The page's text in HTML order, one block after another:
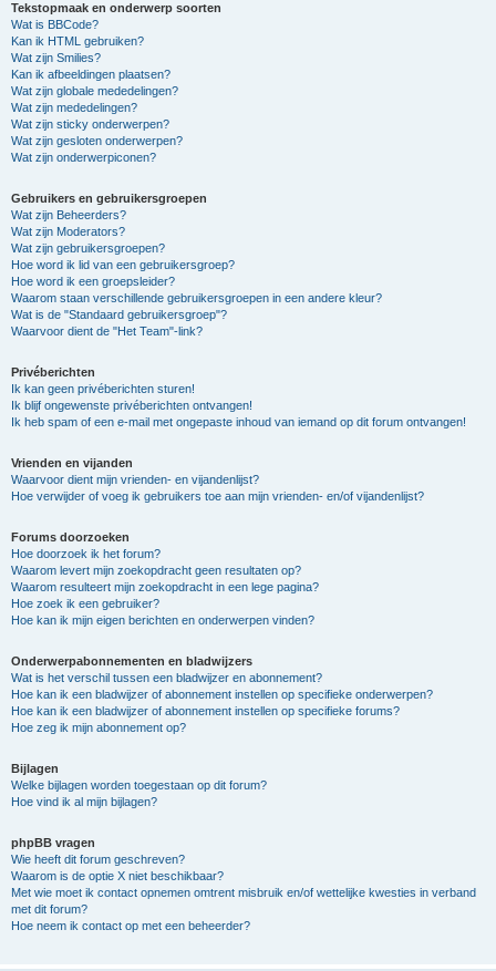
Tekstopmaak en onderwerp soorten
Wat is BBCode?
Kan ik HTML gebruiken?
Wat zijn Smilies?
Kan ik afbeeldingen plaatsen?
Wat zijn globale mededelingen?
Wat zijn mededelingen?
Wat zijn sticky onderwerpen?
Wat zijn gesloten onderwerpen?
Wat zijn onderwerpiconen?
Gebruikers en gebruikersgroepen
Wat zijn Beheerders?
Wat zijn Moderators?
Wat zijn gebruikersgroepen?
Hoe word ik lid van een gebruikersgroep?
Hoe word ik een groepsleider?
Waarom staan verschillende gebruikersgroepen in een andere kleur?
Wat is de "Standaard gebruikersgroep"?
Waarvoor dient de "Het Team"-link?
Privéberichten
Ik kan geen privéberichten sturen!
Ik blijf ongewenste privéberichten ontvangen!
Ik heb spam of een e-mail met ongepaste inhoud van iemand op dit forum ontvangen!
Vrienden en vijanden
Waarvoor dient mijn vrienden- en vijandenlijst?
Hoe verwijder of voeg ik gebruikers toe aan mijn vrienden- en/of vijandenlijst?
Forums doorzoeken
Hoe doorzoek ik het forum?
Waarom levert mijn zoekopdracht geen resultaten op?
Waarom resulteert mijn zoekopdracht in een lege pagina?
Hoe zoek ik een gebruiker?
Hoe kan ik mijn eigen berichten en onderwerpen vinden?
Onderwerpabonnementen en bladwijzers
Wat is het verschil tussen een bladwijzer en abonnement?
Hoe kan ik een bladwijzer of abonnement instellen op specifieke onderwerpen?
Hoe kan ik een bladwijzer of abonnement instellen op specifieke forums?
Hoe zeg ik mijn abonnement op?
Bijlagen
Welke bijlagen worden toegestaan op dit forum?
Hoe vind ik al mijn bijlagen?
phpBB vragen
Wie heeft dit forum geschreven?
Waarom is de optie X niet beschikbaar?
Met wie moet ik contact opnemen omtrent misbruik en/of wettelijke kwesties in verband
met dit forum?
Hoe neem ik contact op met een beheerder?